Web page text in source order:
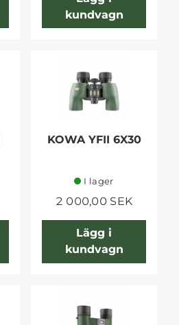
kundvagn
KOWA YFII 6X30
I lager
2 000,00 SEK
Lägg i
kundvagn